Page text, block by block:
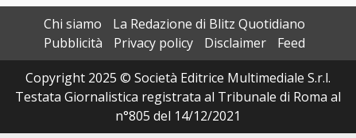
Chi siamo
La Redazione di Blitz Quotidiano
Pubblicità
Privacy policy Disclaimer
Feed
Copyright 2025 © Società Editrice Multimediale S.r.l.
Testata Giornalistica registrata al Tribunale di Roma al
n°805 del 14/12/2021